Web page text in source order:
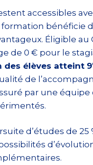
accessibles
formation bénéficie
Éligible au
de 0 € pour le
des élèves atteint
de
par une équipe
d’études de 25